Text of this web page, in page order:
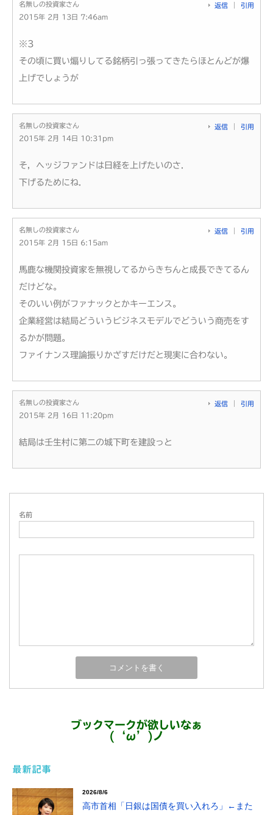
名無しの投資家さん
2015年 2月 13日 7:46am
返信 引用
※3
その頃に買い煽りしてる銘柄引っ張ってきたらほとんどが爆
上げでしょうが
名無しの投資家さん
2015年 2月 14日 10:31pm
返信 引用
そ，ヘッジファンドは日経を上げたいのさ．
下げるためにね．
名無しの投資家さん
2015年 2月 15日 6:15am
返信 引用
馬鹿な機関投資家を無視してるからきちんと成長できてるん
だけどな。
そのいい例がファナックとかキーエンス。
企業経営は結局どういうビジネスモデルでどういう商売をす
るかが問題。
ファイナンス理論振りかざすだけだと現実に合わない。
名無しの投資家さん
2015年 2月 16日 11:20pm
返信 引用
結局は壬生村に第二の城下町を建設っと
名前
ブックマークが欲しいなぁ
(‘ω’)ノ
最新記事
2026/8/6
高市首相「日銀は国債を買い入れろ」←また